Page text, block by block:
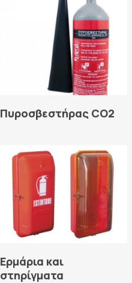
Read More
Πυροσβεστήρας CO2
Ερμάρια και
στηρίγματα